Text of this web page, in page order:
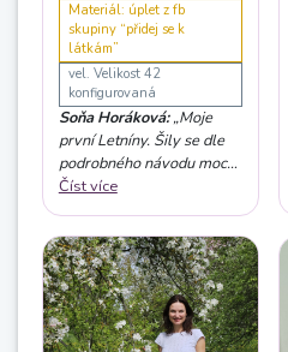
Materiál: úplet z fb
skupiny “přidej se k
látkám”
vel. Velikost 42
konfigurovaná
Soňa Horáková:„Moje
první Letníny. Šily se dle
podrobného návodu moc
dobře. Výstřih jsem místo
proužkem a sedí pěkně.
Šaty z tohoto střihu jsou
velmi pohodlné a kapsy
pro mne hodně
využitelné.“
Číst více